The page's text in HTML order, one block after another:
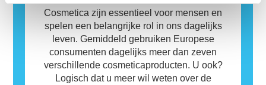
zijn. Dit betekent niet dat het product niet
veilig is voor anderen om te gebruiken.
Cosmetica zijn essentieel voor mensen en
spelen een belangrijke rol in ons dagelijks
leven. Gemiddeld gebruiken Europese
consumenten dagelijks meer dan zeven
verschillende cosmeticaproducten. U ook?
Logisch dat u meer wil weten over de